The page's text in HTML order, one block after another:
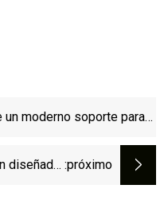
un moderno soporte para
diseñador :próximo